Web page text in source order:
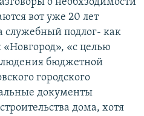
вот уже 20 лет
служебный подлог- как
«с целью
бюджетной
городского
документы
дома, хотя